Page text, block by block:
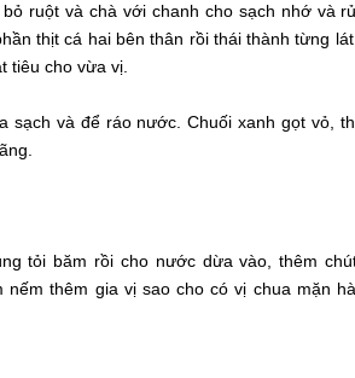
ruột và chà với chanh cho sạch nhớ và
thịt cá hai bên thân rồi thái thành từng lát
tiêu cho vừa vị.
sạch và để ráo nước. Chuối xanh gọt vỏ,
tỏi băm rồi cho nước dừa vào, thêm
thêm gia vị sao cho có vị chua mặn